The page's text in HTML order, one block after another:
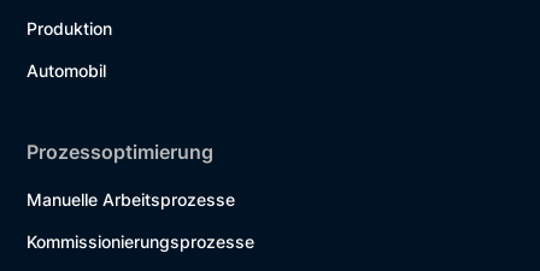
Produktion
Automobil
Prozessoptimierung
Manuelle Arbeitsprozesse
Kommissionierungsprozesse